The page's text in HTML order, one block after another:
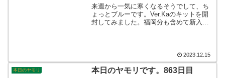
来週から一気に寒くなるそうでして、ち
ょっとブルーです。Ver.Kaのキットを開
封してみました。福岡分も含めて新入荷
2023.12.15
本日のヤモリ 本日のヤモリです。863日目